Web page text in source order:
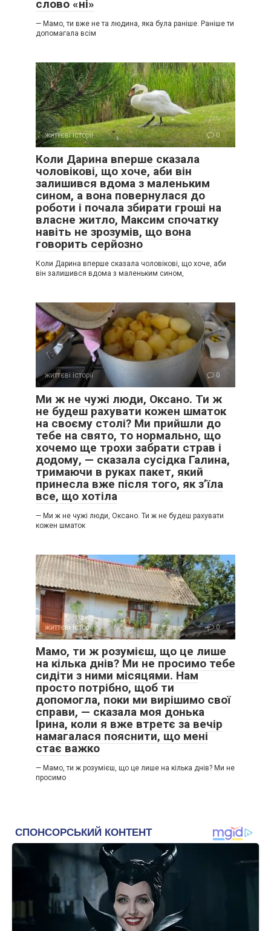
слово «ні»
— Мамо, ти вже не та людина, яка була раніше. Раніше ти
допомагала всім
життєві історії 0
Коли Дарина вперше сказала
чоловікові, що хоче, аби він
залишився вдома з маленьким
сином, а вона повернулася до
роботи і почала збирати гроші на
власне житло, Максим спочатку
навіть не зрозумів, що вона
говорить серйозно
Коли Дарина вперше сказала чоловікові, що хоче, аби
він залишився вдома з маленьким сином,
життєві історії 0
Ми ж не чужі люди, Оксано. Ти ж
не будеш рахувати кожен шматок
на своєму столі? Ми прийшли до
тебе на свято, то нормально, що
хочемо ще трохи забрати страв і
додому, — сказала сусідка Галина,
тримаючи в руках пакет, який
принесла вже після того, як з’їла
все, що хотіла
— Ми ж не чужі люди, Оксано. Ти ж не будеш рахувати
кожен шматок
життєві історії 0
Мамо, ти ж розумієш, що це лише
на кілька днів? Ми не просимо тебе
сидіти з ними місяцями. Нам
просто потрібно, щоб ти
допомогла, поки ми вирішимо свої
справи, — сказала моя донька
Ірина, коли я вже втретє за вечір
намагалася пояснити, що мені
стає важко
— Мамо, ти ж розумієш, що це лише на кілька днів? Ми не
просимо